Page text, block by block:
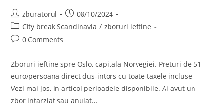
Post
author:
zburatorul
Post
published:
08/10/2024
Post
category:
City break Scandinavia / zboruri ieftine
Post0 Comments
Zboruri ieftine spre Oslo, capitala Norvegiei. Preturi de 51
euro/persoana direct dus-intors cu toate taxele incluse.
Vezi mai jos, in articol perioadele disponibile. Ai avut un
zbor intarziat sau anulat…